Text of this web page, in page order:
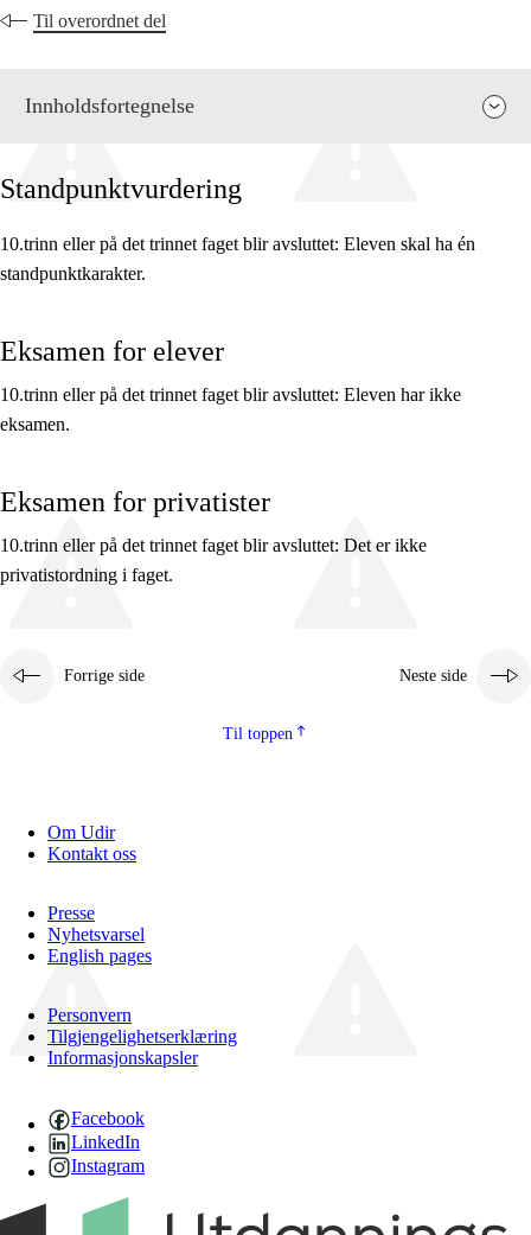
Til overordnet del
Innholdsfortegnelse
Kjerneelementer
Tverrfaglige temaer
Grunnleggende ferdigheter
Standpunktvurdering
10.trinn eller på det trinnet faget blir avsluttet: Eleven skal ha én
standpunktkarakter.
Eksamen for elever
10.trinn eller på det trinnet faget blir avsluttet: Eleven har ikke
eksamen.
Eksamen for privatister
10.trinn eller på det trinnet faget blir avsluttet: Det er ikke
privatistordning i faget.
Forrige side Neste side
Til toppen
Om Udir
Kontakt oss
Presse
Nyhetsvarsel
English pages
Personvern
Tilgjengelighetserklæring
Informasjonskapsler
Facebook
LinkedIn
Instagram